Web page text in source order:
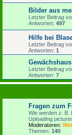
Bilder aus
Letzter Beitrag
Antworten: 497
Hilfe bei
Letzter Beitrag
Antworten: 1
Letzter Beitrag
Antworten: 7
Fragen zum
Wie werden z. B.
Uploading
Moderatoren:
Themen: 140